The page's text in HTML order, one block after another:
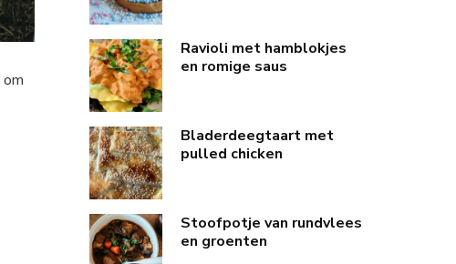
Ravioli met hamblokjes
en romige saus
Bladerdeegtaart met
pulled chicken
Stoofpotje van rundvlees
en groenten